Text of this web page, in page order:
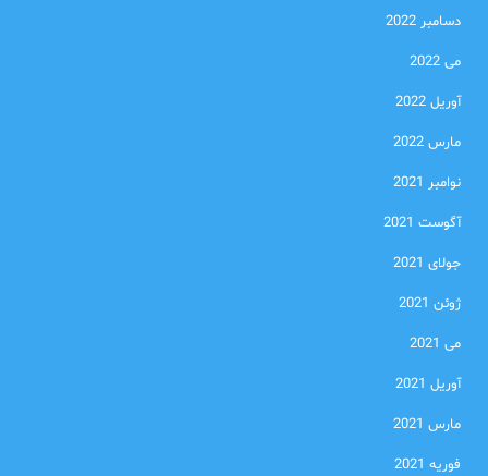
دسامبر 2022
می 2022
آوریل 2022
مارس 2022
نوامبر 2021
آگوست 2021
جولای 2021
ژوئن 2021
می 2021
آوریل 2021
مارس 2021
فوریه 2021